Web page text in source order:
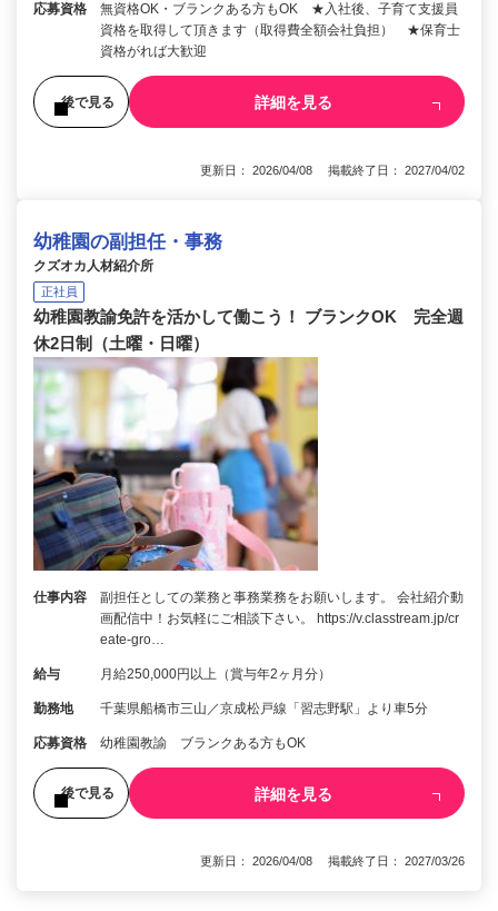
応募資格
無資格OK・ブランクある方もOK ★入社後、子育て支援員
資格を取得して頂きます（取得費全額会社負担） ★保育士
資格がれば大歓迎
後で見る 詳細を見る
更新日： 2026/04/08 掲載終了日： 2027/04/02
幼稚園の副担任・事務
クズオカ人材紹介所
正社員
幼稚園教諭免許を活かして働こう！ ブランクOK 完全週
休2日制（土曜・日曜）
仕事内容
副担任としての業務と事務業務をお願いします。 会社紹介動
画配信中！お気軽にご相談下さい。 https://v.classtream.jp/cr
eate-gro…
給与 月給250,000円以上（賞与年2ヶ月分）
勤務地 千葉県船橋市三山／京成松戸線「習志野駅」より車5分
応募資格 幼稚園教諭 ブランクある方もOK
後で見る 詳細を見る
更新日： 2026/04/08 掲載終了日： 2027/03/26